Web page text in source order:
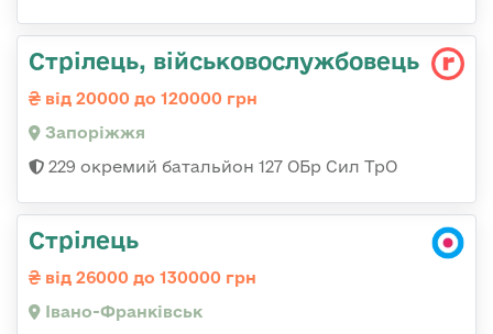
Стрілець, військовослужбовець
від 20000 до 120000 грн
Запоріжжя
229 окремий батальйон 127 ОБр Сил ТрО
Стрілець
від 26000 до 130000 грн
Івано-Франківськ